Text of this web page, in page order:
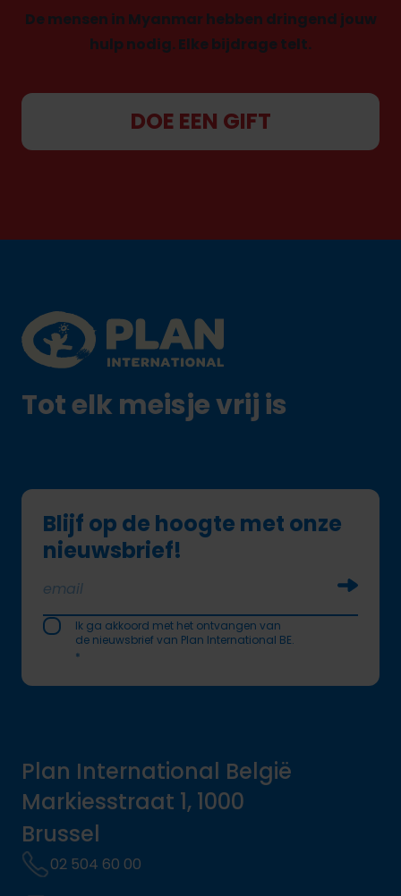
De mensen in Myanmar hebben dringend jouw
hulp nodig. Elke bijdrage telt.
DOE EEN GIFT
Plan International logo
Tot elk meisje vrij is
Blijf op de hoogte met onze
nieuwsbrief!
Ik ga akkoord met het ontvangen van
de nieuwsbrief van Plan International BE.
*
Plan International België
Markiesstraat 1, 1000
Brussel
02 504 60 00